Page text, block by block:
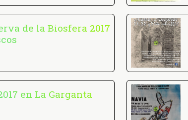
de la Biosfera 2017
en La Garganta